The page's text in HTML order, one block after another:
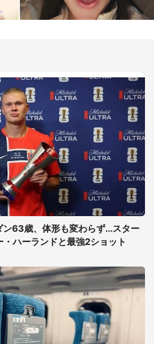
63歳、体形も変わらず...スター
ハーランドと最強2ショット